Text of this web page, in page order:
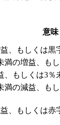
意味
、もしくは黒
満の増益、も
、もしくは3％
満の減益、も
、もしくは赤